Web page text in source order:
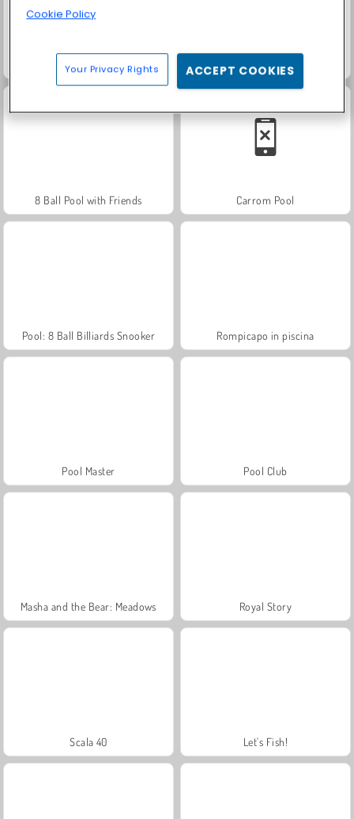
Jewel Garden Story 8 Ball Pool
8 Ball Pool with Friends Carrom Pool
Pool: 8 Ball Billiards Snooker Rompicapo in piscina
Pool Master Pool Club
Masha and the Bear: Meadows Royal Story
Scala 40 Let's Fish!
Cookie Policy
Your Privacy Rights ACCEPT COOKIES